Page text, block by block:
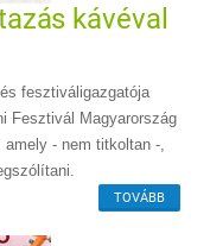
kávéval
fesztiváligazgatója
Fesztivál Magyarország
- nem titkoltan -,
TOVÁBB